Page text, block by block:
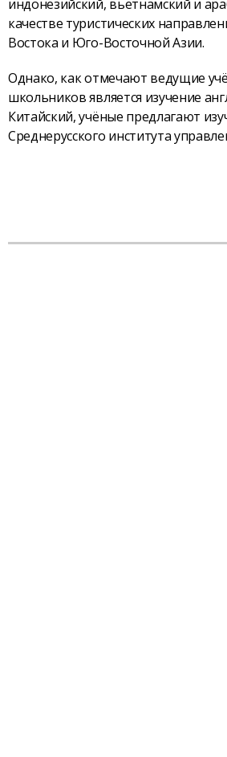
индонезийский, вьетнамский и
качестве туристических
Востока и Юго-Восточной Азии.
Однако, как отмечают ведущие
школьников является изучение
Китайский, учёные предлагают
Среднерусского института